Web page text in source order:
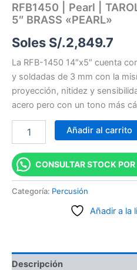
RFB1450 | Pearl |
5″ BRASS «PEARL»
Soles S/.2,849.7
La RFB-1450 14″x5″ cuenta
y soldadas de 3 mm con la
proyección, nitidez y
acero pero con un tono más
Añadir al carrito
CONSULTAR STOCK
Categoría: Percusión
Añadir a la
Descripción